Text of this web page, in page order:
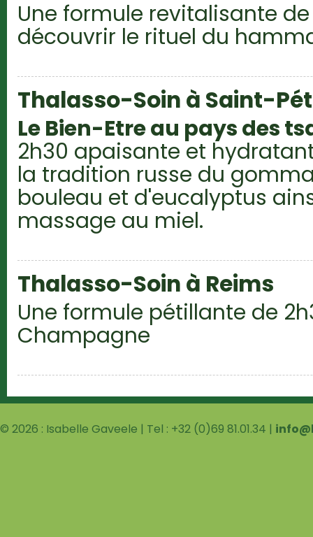
Une formule revitalisante
découvrir le rituel du
Thalasso-Soin à Saint-
Le Bien-Etre au pays des
2h30 apaisante et
la tradition russe du
bouleau et d'eucalyptus
massage au miel.
Thalasso-Soin à Reims
Une formule pétillante de
Champagne
© 2026 : Isabelle Gaveele | Tel : +32 (0)69 81.01.34 |